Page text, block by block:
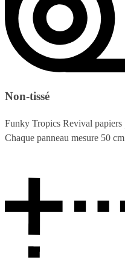
Non-tissé
Funky Tropics Revival papiers
Chaque panneau mesure 50